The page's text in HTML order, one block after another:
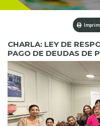
CHARLA: LEY DE
PAGO DE DEUDAS DE